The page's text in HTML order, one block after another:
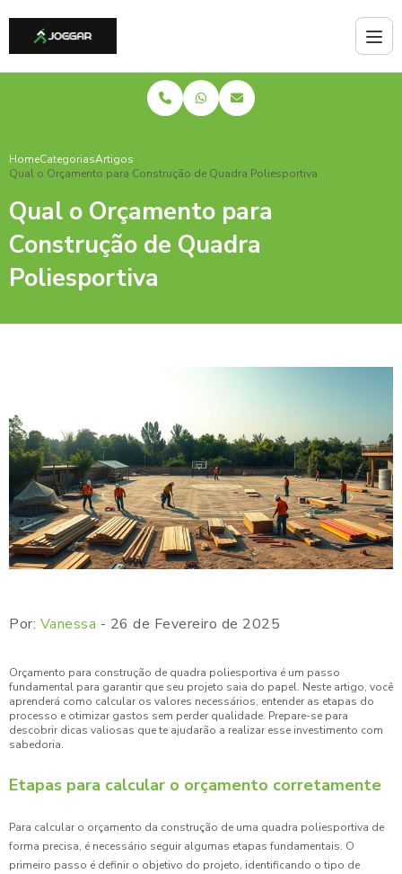
HomeCategoriasArtigos
Qual o Orçamento para Construção de Quadra Poliesportiva
Qual o Orçamento para
Construção de Quadra
Poliesportiva
Por: Vanessa - 26 de Fevereiro de 2025
Orçamento para construção de quadra poliesportiva é um passo
fundamental para garantir que seu projeto saia do papel. Neste artigo, você
aprenderá como calcular os valores necessários, entender as etapas do
processo e otimizar gastos sem perder qualidade. Prepare-se para
descobrir dicas valiosas que te ajudarão a realizar esse investimento com
sabedoria.
Etapas para calcular o orçamento corretamente
Para calcular o orçamento da construção de uma quadra poliesportiva de
forma precisa, é necessário seguir algumas etapas fundamentais. O
primeiro passo é definir o objetivo do projeto, identificando o tipo de